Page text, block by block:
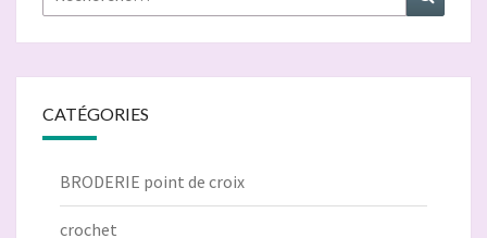
CATÉGORIES
BRODERIE point de croix
crochet